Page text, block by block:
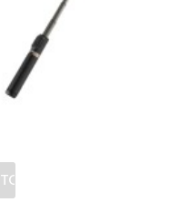
TOEVOEGEN AAN